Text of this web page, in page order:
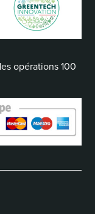
opérations 100